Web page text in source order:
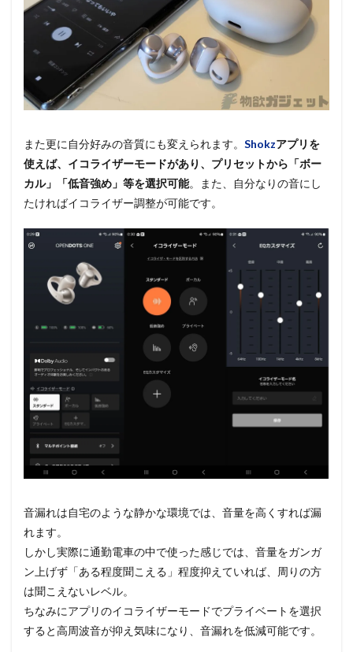
また更に自分好みの音質にも変えられます。 Shokzアプリを
使えば、イコライザーモードがあり、プリセットから「ボー
カル」「低音強め」等を選択可能。また、自分なりの音にし
たければイコライザー調整が可能です。
音漏れは自宅のような静かな環境では、音量を高くすれば漏
れます。
しかし実際に通勤電車の中で使った感じでは、音量をガンガ
ン上げず「ある程度聞こえる」程度抑えていれば、周りの方
は聞こえないレベル。
ちなみにアプリのイコライザーモードでプライベートを選択
すると高周波音が抑え気味になり、音漏れを低減可能です。